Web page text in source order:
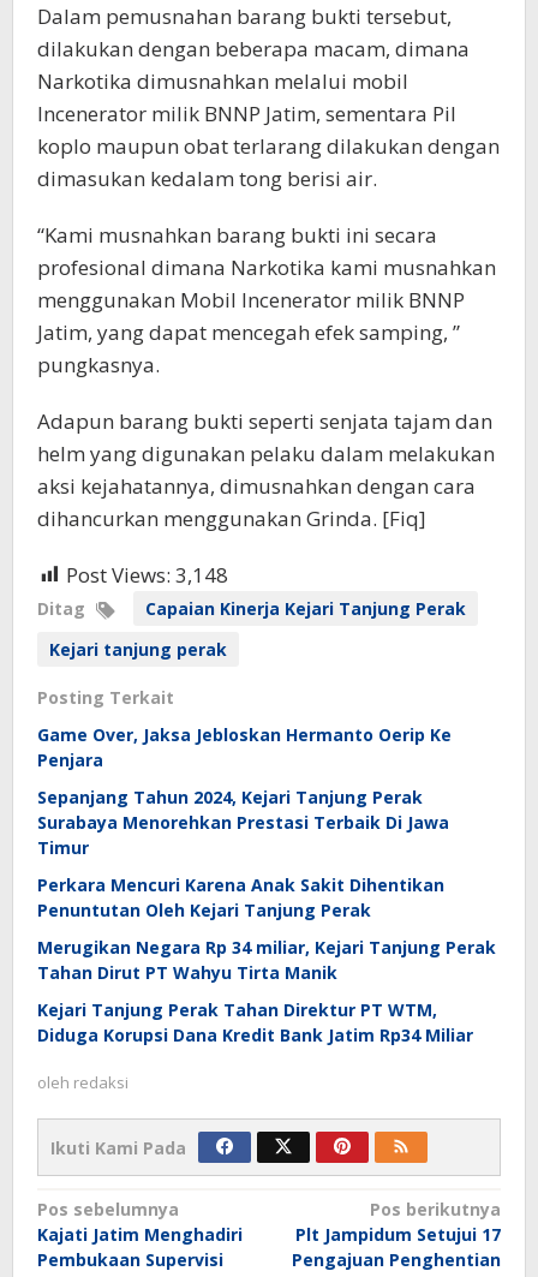
Dalam pemusnahan barang bukti tersebut,
dilakukan dengan beberapa macam, dimana
Narkotika dimusnahkan melalui mobil
Incenerator milik BNNP Jatim, sementara Pil
koplo maupun obat terlarang dilakukan dengan
dimasukan kedalam tong berisi air.
“Kami musnahkan barang bukti ini secara
profesional dimana Narkotika kami musnahkan
menggunakan Mobil Incenerator milik BNNP
Jatim, yang dapat mencegah efek samping, ”
pungkasnya.
Adapun barang bukti seperti senjata tajam dan
helm yang digunakan pelaku dalam melakukan
aksi kejahatannya, dimusnahkan dengan cara
dihancurkan menggunakan Grinda. [Fiq]
Post Views: 3,148
Ditag
Capaian Kinerja Kejari Tanjung Perak
Kejari tanjung perak
Posting Terkait
Game Over, Jaksa Jebloskan Hermanto Oerip Ke
Penjara
Sepanjang Tahun 2024, Kejari Tanjung Perak
Surabaya Menorehkan Prestasi Terbaik Di Jawa
Timur
Perkara Mencuri Karena Anak Sakit Dihentikan
Penuntutan Oleh Kejari Tanjung Perak
Merugikan Negara Rp 34 miliar, Kejari Tanjung Perak
Tahan Dirut PT Wahyu Tirta Manik
Kejari Tanjung Perak Tahan Direktur PT WTM,
Diduga Korupsi Dana Kredit Bank Jatim Rp34 Miliar
oleh redaksi
Ikuti Kami Pada
Navigasi
pos
Pos sebelumnya
Kajati Jatim Menghadiri
Pembukaan Supervisi
Pos berikutnya
Plt Jampidum Setujui 17
Pengajuan Penghentian